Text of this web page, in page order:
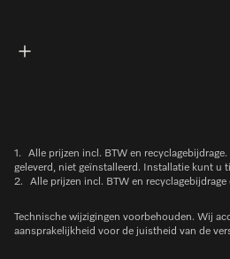
1.
Alle prijzen incl. BTW en
geleverd, niet geïnstalleerd. Installatie kunt u
2.
Alle prijzen incl. BTW en recyclagebijdrage
Technische wijzigingen voorbehouden. Wij
aansprakelijkheid voor de juistheid van de